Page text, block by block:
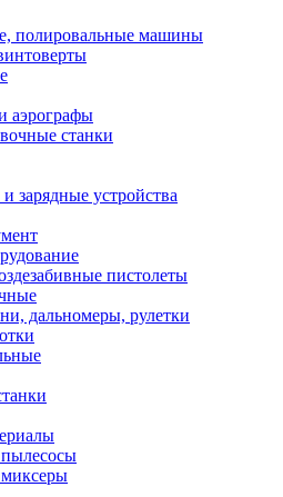
полировальные машины
аэрографы
станки
зарядные устройства
пистолеты
дальномеры, рулетки